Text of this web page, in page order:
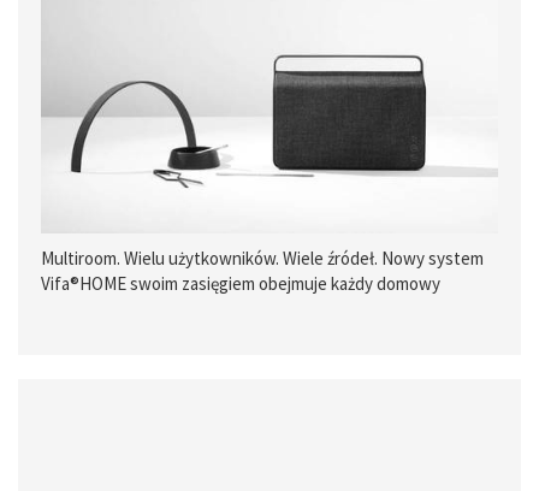
Multiroom. Wielu użytkowników. Wiele źródeł. Nowy system
Vifa®HOME swoim zasięgiem obejmuje każdy domowy